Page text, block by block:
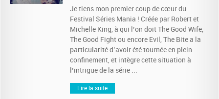
Je tiens mon premier coup de cœur du
Festival Séries Mania ! Créée par Robert et
Michelle King, à qui l’on doit The Good Wife,
The Good Fight ou encore Evil, The Bite a la
particularité d’avoir été tournée en plein
confinement, et intègre cette situation à
l’intrigue de la série ...
Lire la suite